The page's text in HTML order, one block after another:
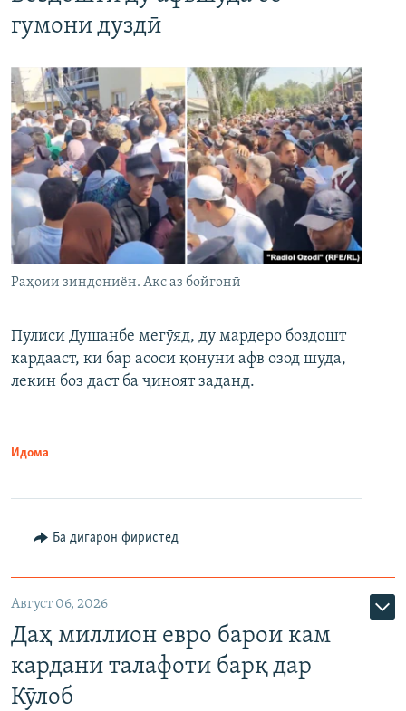
гумони дуздӣ
Раҳоии зиндониён. Акс аз бойгонӣ
Пулиси Душанбе мегӯяд, ду мардеро боздошт
кардааст, ки бар асоси қонуни афв озод шуда,
лекин боз даст ба ҷиноят заданд.
Идома
Ба дигарон фиристед
Август 06, 2026
Даҳ миллион евро барои кам
кардани талафоти барқ дар
Кӯлоб